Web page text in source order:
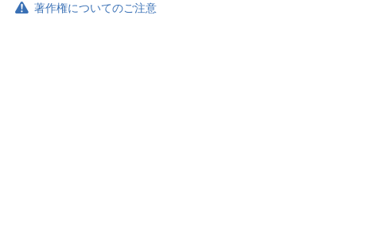
著作権についてのご注意